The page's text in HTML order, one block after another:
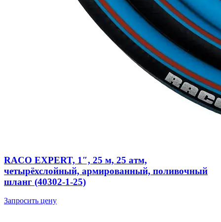
RACO EXPERT, 1″, 25 м, 25 атм,
четырёхслойный, армированный, поливочный
шланг (40302-1-25)
Запросить цену